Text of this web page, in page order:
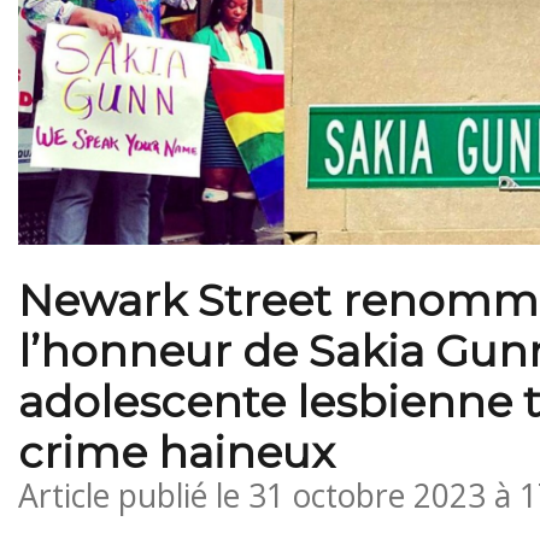
Newark Street
l’honneur de Sakia
adolescente lesbienne
crime haineux
Article publié le 31 octobre 2023 à